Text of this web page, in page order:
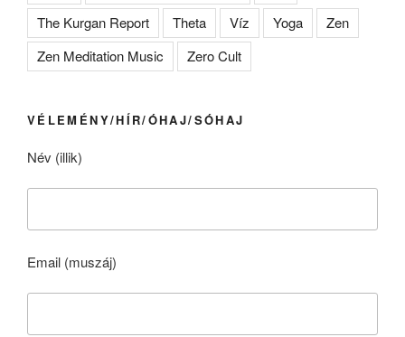
The Kurgan Report
Theta Víz Yoga
Zen
Zen Meditation Music
Zero Cult
VÉLEMÉNY/HÍR/ÓHAJ/SÓHAJ
Név (illik)
Email (muszáj)